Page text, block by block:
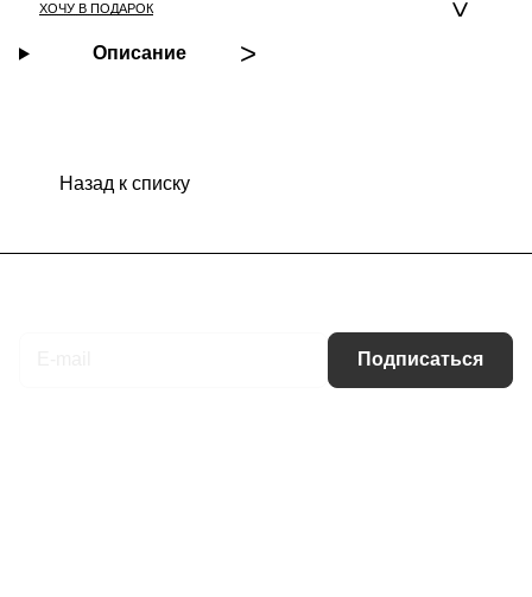
ХОЧУ В ПОДАРОК
Описание
Назад к списку
Подписаться